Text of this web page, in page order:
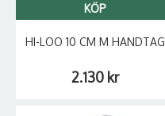
KÖP
HI-LOO 10 CM M HANDTAG
2.130 kr